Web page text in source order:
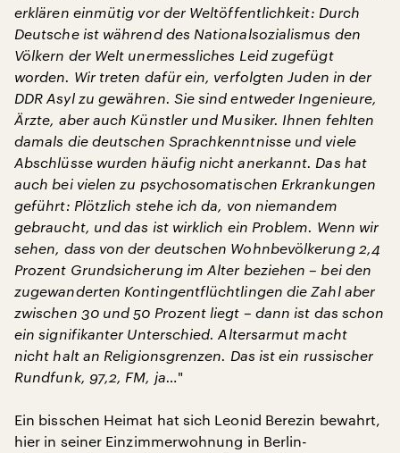
erklären einmütig vor der Weltöffentlichkeit: Durch
Deutsche ist während des Nationalsozialismus den
Völkern der Welt unermessliches Leid zugefügt
worden. Wir treten dafür ein, verfolgten Juden in der
DDR Asyl zu gewähren. Sie sind entweder Ingenieure,
Ärzte, aber auch Künstler und Musiker. Ihnen fehlten
damals die deutschen Sprachkenntnisse und viele
Abschlüsse wurden häufig nicht anerkannt. Das hat
auch bei vielen zu psychosomatischen Erkrankungen
geführt: Plötzlich stehe ich da, von niemandem
gebraucht, und das ist wirklich ein Problem. Wenn wir
sehen, dass von der deutschen Wohnbevölkerung 2,4
Prozent Grundsicherung im Alter beziehen – bei den
zugewanderten Kontingentflüchtlingen die Zahl aber
zwischen 30 und 50 Prozent liegt – dann ist das schon
ein signifikanter Unterschied. Altersarmut macht
nicht halt an Religionsgrenzen. Das ist ein russischer
Rundfunk, 97,2, FM, ja…"
Ein bisschen Heimat hat sich Leonid Berezin bewahrt,
hier in seiner Einzimmerwohnung in Berlin-